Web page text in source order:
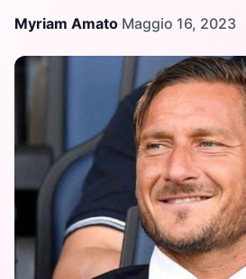
Myriam Amato·Maggio 16, 2023